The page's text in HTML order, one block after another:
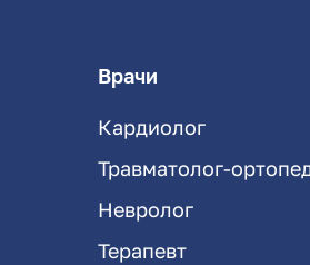
Врачи
Кардиолог
Травматолог-
Невролог
Терапевт